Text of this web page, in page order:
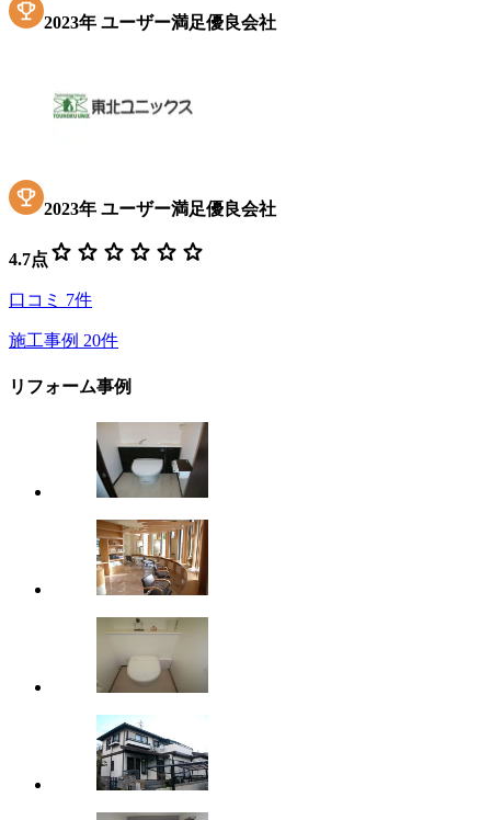
2023年 ユーザー満足優良会社
2023年 ユーザー満足優良会社
4.7点 star star star star star star
口コミ 7件
施工事例 20件
リフォーム事例